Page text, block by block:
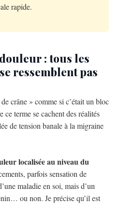
rapide.
: tous les
ressemblent pas
crâne » comme si c’était un bloc
terme se cachent des réalités
de tension banale à la migraine
localisée au niveau du
parfois sensation de
maladie en soi, mais d’un
ou non. Je précise qu’il est